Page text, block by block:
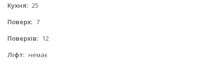
Кухня: 25
Поверх: 7
Поверхів: 12
Ліфт: немає